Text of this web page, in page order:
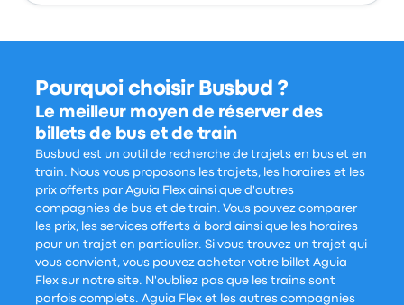
Pourquoi choisir Busbud ?
Le meilleur moyen de réserver des
billets de bus et de train
Busbud est un outil de recherche de trajets en bus et en
train. Nous vous proposons les trajets, les horaires et les
prix offerts par Aguia Flex ainsi que d'autres
compagnies de bus et de train. Vous pouvez comparer
les prix, les services offerts à bord ainsi que les horaires
pour un trajet en particulier. Si vous trouvez un trajet qui
vous convient, vous pouvez acheter votre billet Aguia
Flex sur notre site. N'oubliez pas que les trains sont
parfois complets. Aguia Flex et les autres compagnies